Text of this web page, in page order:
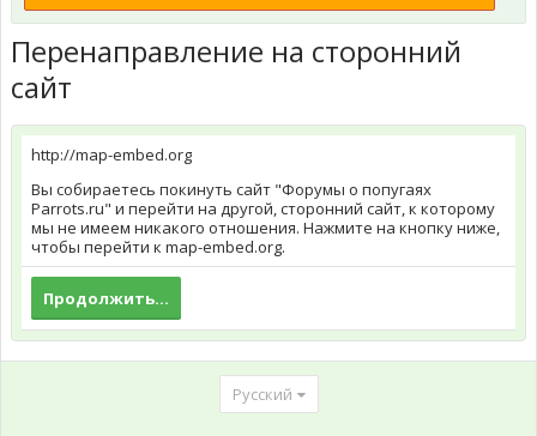
Перенаправление на сторонний
сайт
http://map-embed.org
Вы собираетесь покинуть сайт "Форумы о попугаях
Parrots.ru" и перейти на другой, сторонний сайт, к которому
мы не имеем никакого отношения. Нажмите на кнопку ниже,
чтобы перейти к map-embed.org.
Продолжить...
Русский